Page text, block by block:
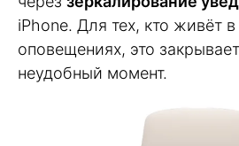
iPhone. Для тех, кто живёт
оповещениях, это
неудобный момент.